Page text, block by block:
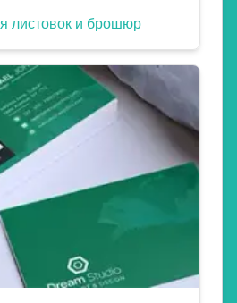
листовок и брошюр